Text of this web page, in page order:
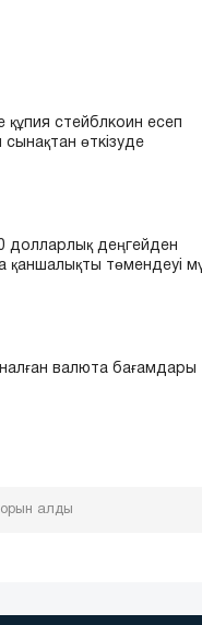
құпия стейблкоин есеп
өткізуде
долларлық деңгейден
қаншалықты төмендеуі
валюта бағамдары
алды